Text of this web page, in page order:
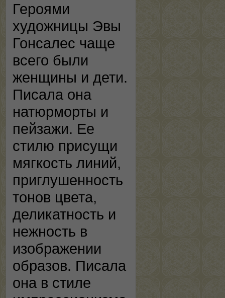
Героями
художницы Эвы
Гонсалес чаще
всего были
женщины и дети.
Писала она
натюрморты и
пейзажи. Ее
стилю присущи
мягкость линий,
приглушенность
тонов цвета,
деликатность и
нежность в
изображении
образов. Писала
она в стиле